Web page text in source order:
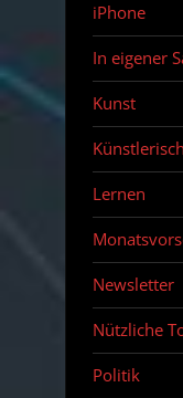
iPhone
In eigener
Kunst
Künstlerisch
Lernen
Newsletter
Nützliche
Politik